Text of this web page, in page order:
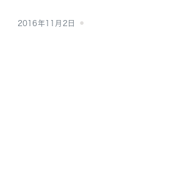
2016年11月2日